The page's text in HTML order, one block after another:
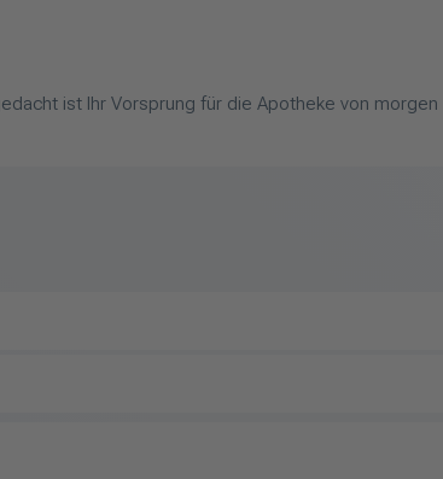
ist Ihr Vorsprung für die Apotheke von morgen